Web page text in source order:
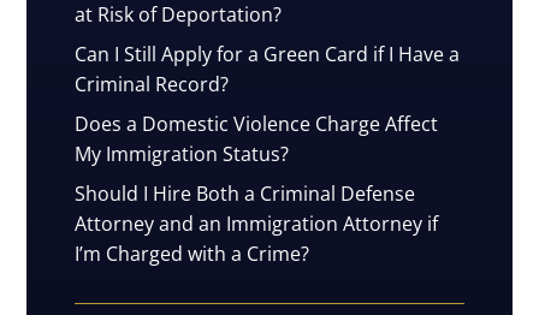
at Risk of Deportation?
Can I Still Apply for a Green Card if I Have a
Criminal Record?
Does a Domestic Violence Charge Affect
My Immigration Status?
Should I Hire Both a Criminal Defense
Attorney and an Immigration Attorney if
I’m Charged with a Crime?